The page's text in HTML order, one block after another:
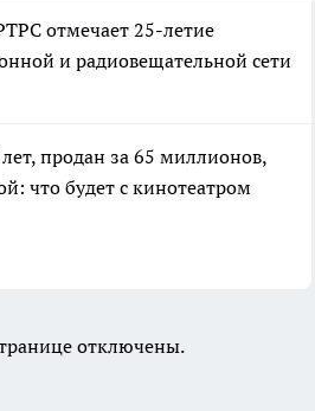
отмечает 25-летие
и радиовещательной сети
продан за 65 миллионов,
что будет с кинотеатром
отключены.